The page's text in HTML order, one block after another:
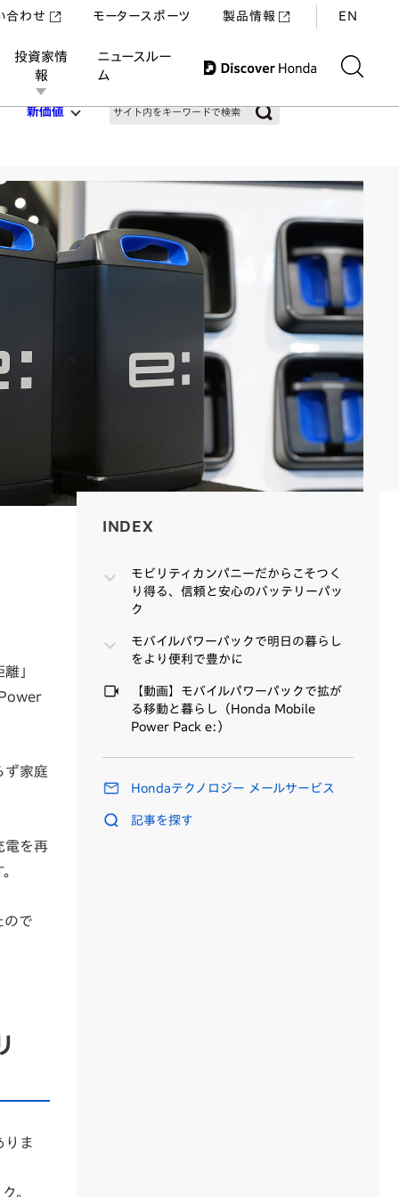
投資家情
報
ニュースルー
ム
合わせ モータースポーツ 製品情報 EN
新価値
」
ず家庭
電を再
ので
りま
。
INDEX
モビリティカンパニーだからこそつく
り得る、信頼と安心のバッテリーパッ
ク
モバイルパワーパックで明日の暮らし
をより便利で豊かに
【動画】モバイルパワーパックで拡が
る移動と暮らし（Honda Mobile
Power Pack e:）
Hondaテクノロジー メールサービス
記事を探す